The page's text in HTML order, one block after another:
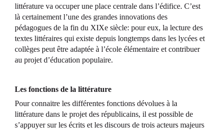
littérature va occuper une place centrale dans l’édifice. C’est
là certainement l’une des grandes innovations des
pédagogues de la fin du XIXe siècle: pour eux, la lecture des
textes littéraires qui existe depuis longtemps dans les lycées et
collèges peut être adaptée à l’école élémentaire et contribuer
au projet d’éducation populaire.
Les fonctions de la littérature
Pour connaitre les différentes fonctions dévolues à la
littérature dans le projet des républicains, il est possible de
s’appuyer sur les écrits et les discours de trois acteurs majeurs